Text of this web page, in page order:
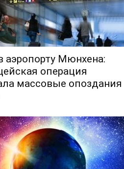
аэропорту Мюнхена:
операция
массовые опоздания